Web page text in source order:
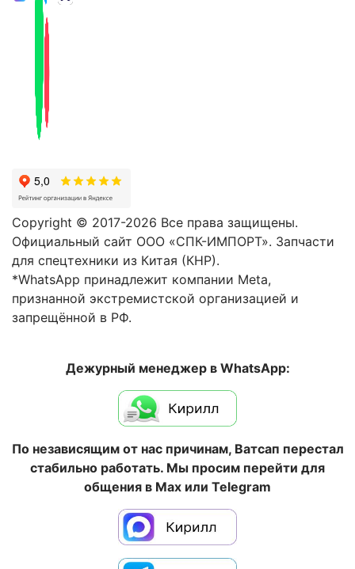
Copyright © 2017-2026 Все права защищены.
Официальный сайт ООО «СПК-ИМПОРТ». Запчасти
для спецтехники из Китая (КНР).
*WhatsApp принадлежит компании Meta,
признанной экстремистской организацией и
запрещённой в РФ.
Дежурный менеджер в WhatsApp:
По независящим от нас причинам, Ватсап перестал
стабильно работать. Мы просим перейти для
общения в Max или Telegram